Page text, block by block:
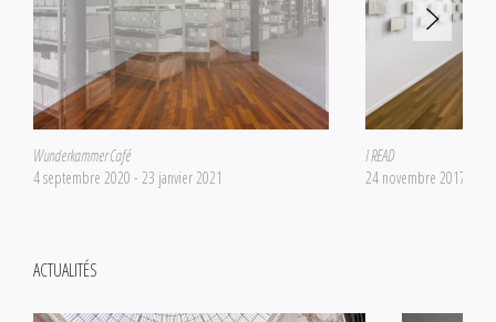
Wunderkammer Café
4 septembre 2020 - 23 janvier 2021
I READ
24 novembre 2017 - 10
ACTUALITÉS